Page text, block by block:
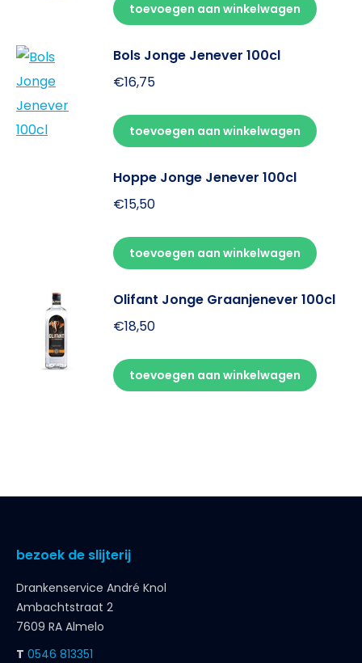
toevoegen aan winkelwagen
Bols Jonge Jenever 100cl
€16,75
toevoegen aan winkelwagen
Hoppe Jonge Jenever 100cl
€15,50
toevoegen aan winkelwagen
Olifant Jonge Graanjenever 100cl
€18,50
toevoegen aan winkelwagen
bezoek de slijterij
Drankenservice André Knol
Ambachtstraat 2
7609 RA Almelo
T 0546 813351